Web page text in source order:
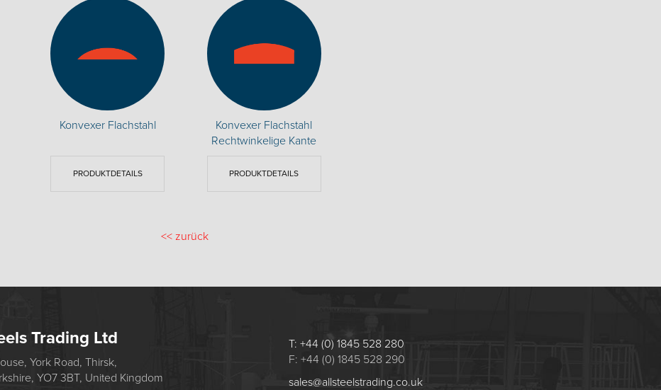
Konvexer Flachstahl
PRODUKTDETAILS
Konvexer Flachstahl
Rechtwinkelige Kante
PRODUKTDETAILS
<< zurück
Trading Ltd
York Road, Thirsk,
YO7 3BT, United Kingdom
T: +44 (0) 1845 528 280
F: +44 (0) 1845 528 290
sales@allsteelstrading.co.uk